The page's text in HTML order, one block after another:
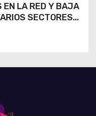
EN LA RED Y BAJA
SECTORES